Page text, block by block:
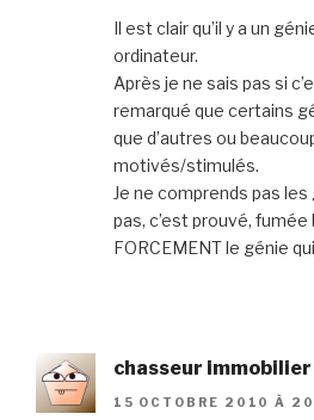
Il est clair qu’il y a un
ordinateur.
Après je ne sais pas si
remarqué que certains
que d’autres ou
motivés/stimulés.
Je ne comprends pas
pas, c’est prouvé, fumée
FORCEMENT le génie
chasseur immobilier
15 OCTOBRE 2010 À